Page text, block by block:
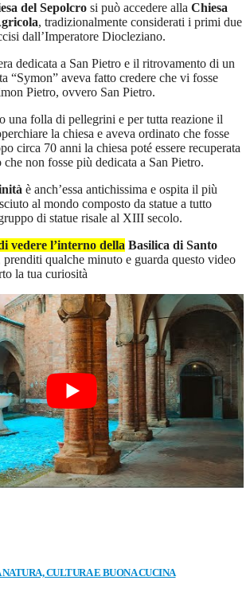
del Sepolcro si può accedere alla Chiesa
, tradizionalmente considerati i primi due
dall’Imperatore Diocleziano.
dedicata a San Pietro e il ritrovamento di un
“Symon” aveva fatto credere che vi fosse
Pietro, ovvero San Pietro.
una folla di pellegrini e per tutta reazione il
la chiesa e aveva ordinato che fosse
circa 70 anni la chiesa poté essere recuperata
non fosse più dedicata a San Pietro.
è anch’essa antichissima e ospita il più
al mondo composto da statue a tutto
di statue risale al XIII secolo.
vedere l’interno della Basilica di Santo
prenditi qualche minuto e guarda questo video
la tua curiosità
CULTURA E BUONA CUCINA